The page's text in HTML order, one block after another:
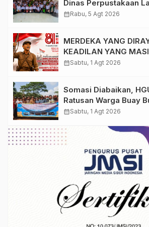
Dinas Perpustakaan
Ponpes Darul Hidayah
calendar_monthRabu, 5 Agt 2026
MERDEKA YANG
KEADILAN YANG
DIPERJUANGKAN
calendar_monthSabtu, 1 Agt 2026
Somasi Diabaikan,
Ratusan Warga Buay
Beri Peringatan
calendar_monthSabtu, 1 Agt 2026